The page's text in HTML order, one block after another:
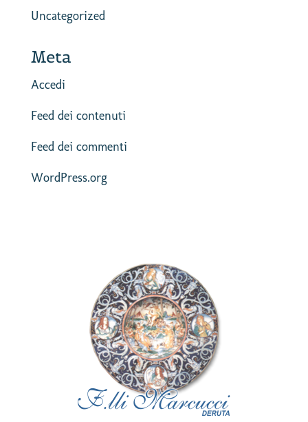
Uncategorized
Meta
Accedi
Feed dei contenuti
Feed dei commenti
WordPress.org